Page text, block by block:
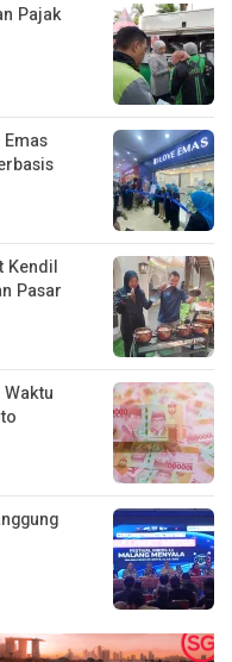
Pajak
Kendil
Pasar